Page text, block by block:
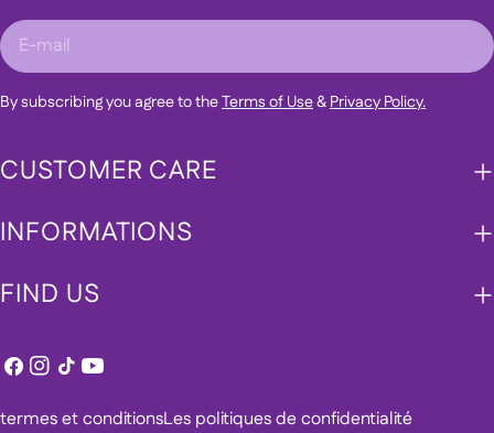
E-
mail
By subscribing you agree to theTerms of Use&Privacy Policy.
CUSTOMER CARE
INFORMATIONS
FIND US
Facebook
Instagram
TIC Youtube
termes et conditionsLes politiques de confidentialité